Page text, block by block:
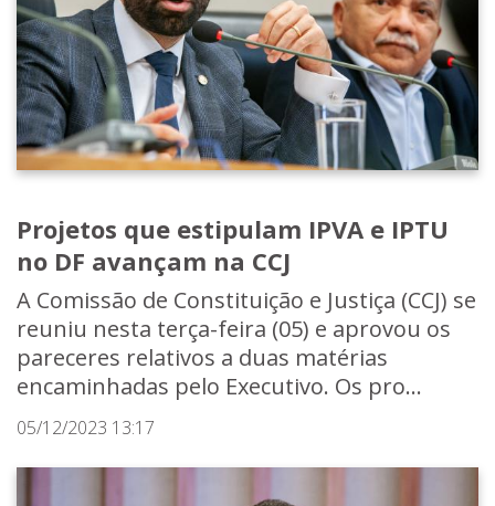
Projetos que estipulam IPVA e IPTU
no DF avançam na CCJ
A Comissão de Constituição e Justiça (CCJ) se
reuniu nesta terça-feira (05) e aprovou os
pareceres relativos a duas matérias
encaminhadas pelo Executivo. Os pro...
05/12/2023 13:17